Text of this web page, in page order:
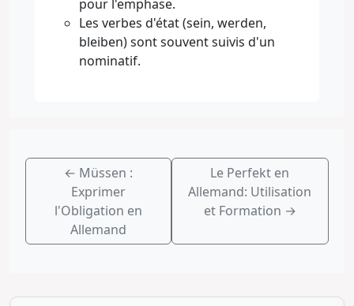
pour l'emphase.
Les verbes d'état (sein, werden,
bleiben) sont souvent suivis d'un
nominatif.
← Müssen :
Exprimer
l'Obligation en
Allemand
Le Perfekt en
Allemand: Utilisation
et Formation →